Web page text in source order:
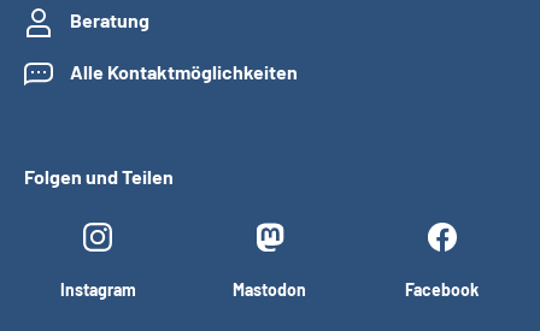
Beratung
Alle Kontaktmöglichkeiten
Folgen und Teilen
Instagram Mastodon Facebook